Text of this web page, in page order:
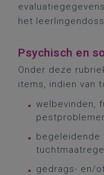
het
Psychisch en
Onder deze
items, indien van
welbevinden,
begeleidende
gedrags- en/